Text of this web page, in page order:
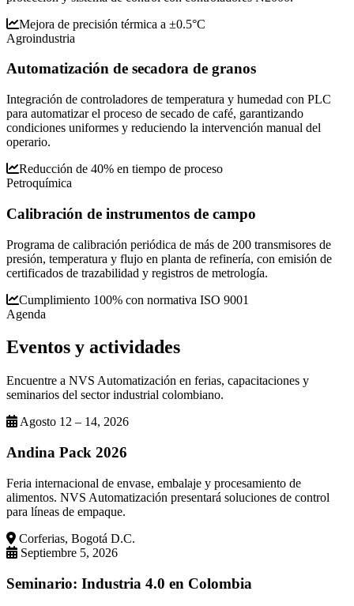
Mejora de precisión térmica a ±0.5°C
Agroindustria
Automatización de secadora de granos
Integración de controladores de temperatura y humedad con PLC
para automatizar el proceso de secado de café, garantizando
condiciones uniformes y reduciendo la intervención manual del
operario.
Reducción de 40% en tiempo de proceso
Petroquímica
Calibración de instrumentos de campo
Programa de calibración periódica de más de 200 transmisores de
presión, temperatura y flujo en planta de refinería, con emisión de
certificados de trazabilidad y registros de metrología.
Cumplimiento 100% con normativa ISO 9001
Agenda
Eventos y actividades
Encuentre a NVS Automatización en ferias, capacitaciones y
seminarios del sector industrial colombiano.
Agosto 12 – 14, 2026
Andina Pack 2026
Feria internacional de envase, embalaje y procesamiento de
alimentos. NVS Automatización presentará soluciones de control
para líneas de empaque.
Corferias, Bogotá D.C.
Septiembre 5, 2026
Seminario: Industria 4.0 en Colombia